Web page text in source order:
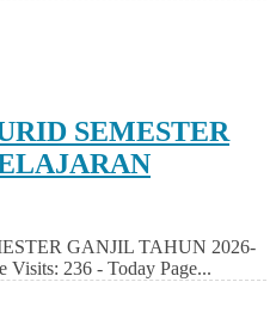
SEMESTER
GANJIL TAHUN 2026-
Visits: 236 - Today Page...